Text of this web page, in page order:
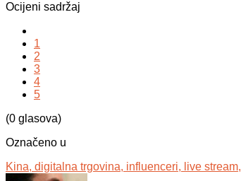
Ocijeni sadržaj
1
2
3
4
5
(0 glasova)
Označeno u
Kina, digitalna trgovina, influenceri, live stream,